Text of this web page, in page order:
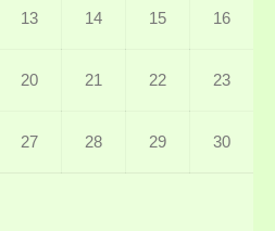
13 14 15 16
20 21 22 23
27 28 29 30